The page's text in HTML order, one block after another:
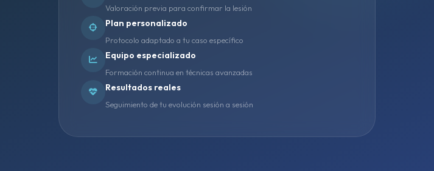
Valoración previa para confirmar la lesión
Plan personalizado
Protocolo adaptado a tu caso específico
Equipo especializado
Formación continua en técnicas avanzadas
Resultados reales
Seguimiento de tu evolución sesión a sesión